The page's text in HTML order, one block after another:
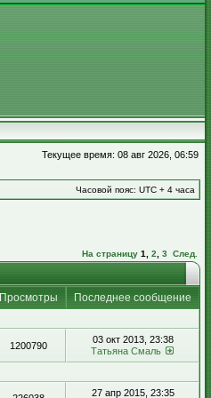
Текущее время: 08 авг 2026, 06:59
Часовой пояс: UTC + 4 часа
На страницу 1 2 3 След.
Просмотры Последнее сообщение
1200790
03 окт 2013, 23:38
Татьяна Смаль
27 апр 2015, 23:35